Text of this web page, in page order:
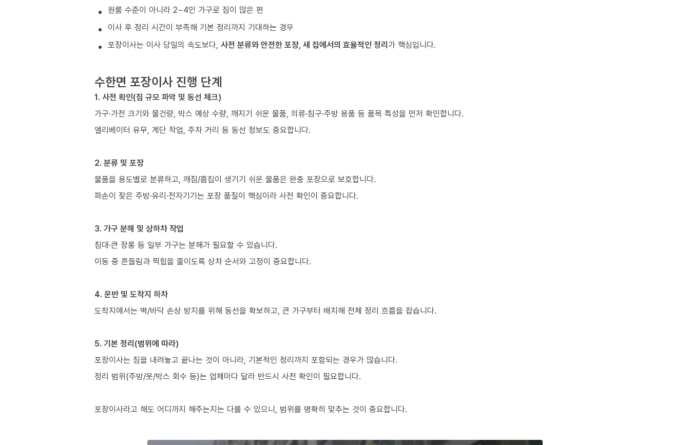
원룸 수준이 아니라 2~4인 가구로 짐이 많은 편
이사 후 정리 시간이 부족해 기본 정리까지 기대하는 경우
포장이사는 이사 당일의 속도보다, 사전 분류와 안전한 포장, 새 집에서의 효율적인 정리가 핵심입니다.
수한면 포장이사 진행 단계
1. 사전 확인(짐 규모 파악 및 동선 체크)
가구·가전 크기와 물건량, 박스 예상 수량, 깨지기 쉬운 물품, 의류·침구·주방 용품 등 품목 특성을 먼저 확인합니다.
엘리베이터 유무, 계단 작업, 주차 거리 등 동선 정보도 중요합니다.
2. 분류 및 포장
물품을 용도별로 분류하고, 깨짐/흠집이 생기기 쉬운 물품은 완충 포장으로 보호합니다.
파손이 잦은 주방·유리·전자기기는 포장 품질이 핵심이라 사전 확인이 중요합니다.
3. 가구 분해 및 상하차 작업
침대·큰 장롱 등 일부 가구는 분해가 필요할 수 있습니다.
이동 중 흔들림과 찍힘을 줄이도록 상차 순서와 고정이 중요합니다.
4. 운반 및 도착지 하차
도착지에서는 벽/바닥 손상 방지를 위해 동선을 확보하고, 큰 가구부터 배치해 전체 정리 흐름을 잡습니다.
5. 기본 정리(범위에 따라)
포장이사는 짐을 내려놓고 끝나는 것이 아니라, 기본적인 정리까지 포함되는 경우가 많습니다.
정리 범위(주방/옷/박스 회수 등)는 업체마다 달라 반드시 사전 확인이 필요합니다.
포장이사라고 해도 어디까지 해주는지는 다를 수 있으니, 범위를 명확히 맞추는 것이 중요합니다.